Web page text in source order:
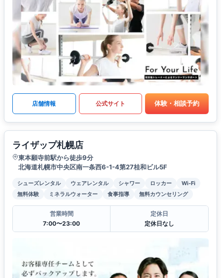
店舗情報 公式サイト 体験・相談予約
ライザップ札幌店
東本願寺前駅から徒歩9分
北海道札幌市中央区南一条西6-1-4第27桂和ビル5F
シューズレンタル ウェアレンタル シャワー ロッカー
Wi-Fi
無料体験
ミネラルウォーター 食事指導 無料カウンセリング
営業時間
7:00〜23:00
定休日
定休日なし